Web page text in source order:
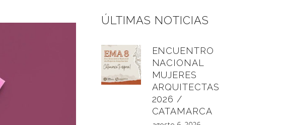
ÚLTIMAS NOTICIAS
ENCUENTRO
NACIONAL
MUJERES
ARQUITECTAS
2026 /
CATAMARCA